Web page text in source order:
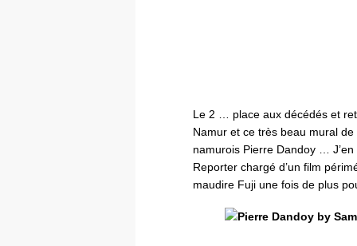
Le 2 … place aux décédés et
Namur et ce très beau mural
namurois Pierre Dandoy …
Reporter chargé d’un film
maudire Fuji une fois de plus